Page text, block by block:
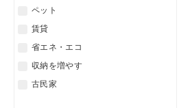
ペット
賃貸
省エネ・エコ
収納を増やす
古民家